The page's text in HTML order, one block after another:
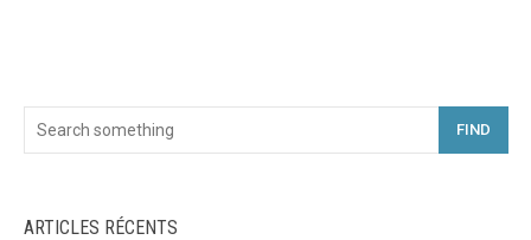
FIND
ARTICLES RÉCENTS